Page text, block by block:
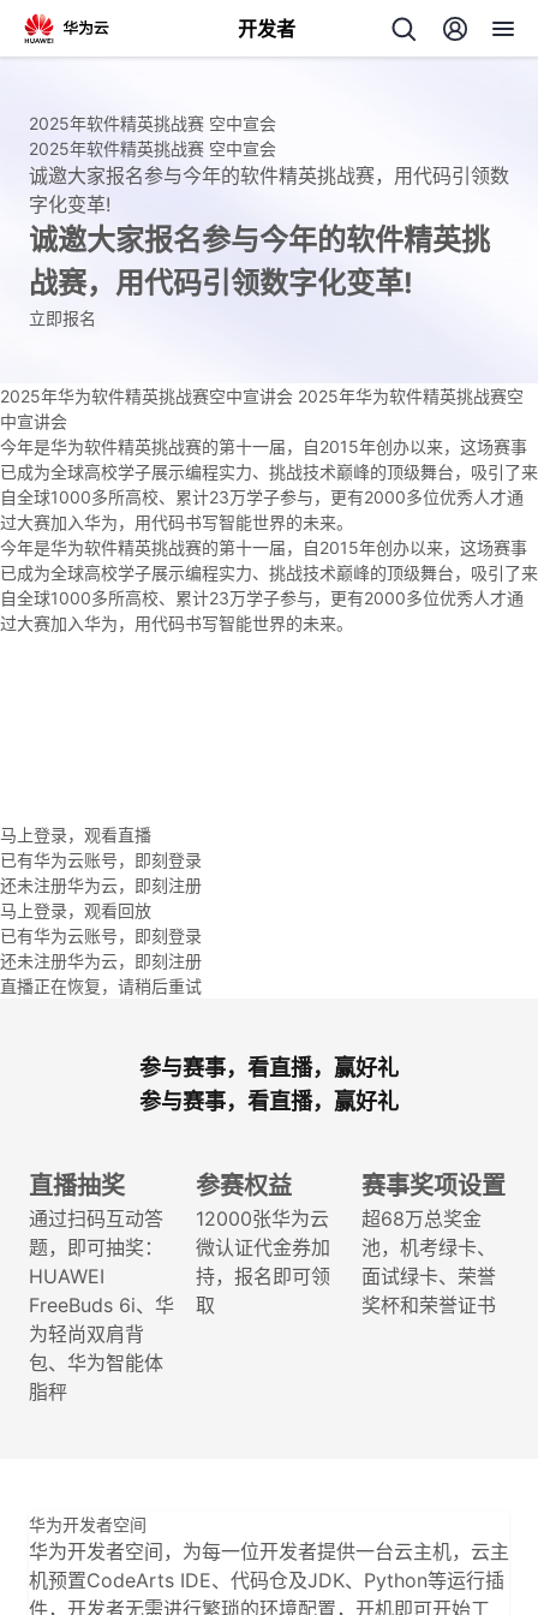
开发者
回
个
主
页
的
开
发
者
我
坛
圈
子
的
直
播
我
的
活
我
的
我
的
开
发
者
的
课
程
我
的
认
我
的
我
我
的
Programs
我
的
支
技
术
支
的
云
声
2025年软件精英挑战赛 空中宣会
2025年软件精英挑战赛 空中宣会
诚邀大家报名参与今年的软件精英挑战赛，用代码引领数
字化变革!
诚邀大家报名参与今年的软件精英挑
战赛，用代码引领数字化变革!
立即报名
2025年华为软件精英挑战赛空中宣讲会 2025年华为软件精英挑战赛空
中宣讲会
今年是华为软件精英挑战赛的第十一届，自2015年创办以来，这场赛事
已成为全球高校学子展示编程实力、挑战技术巅峰的顶级舞台，吸引了来
自全球1000多所高校、累计23万学子参与，更有2000多位优秀人才通
过大赛加入华为，用代码书写智能世界的未来。
今年是华为软件精英挑战赛的第十一届，自2015年创办以来，这场赛事
已成为全球高校学子展示编程实力、挑战技术巅峰的顶级舞台，吸引了来
自全球1000多所高校、累计23万学子参与，更有2000多位优秀人才通
过大赛加入华为，用代码书写智能世界的未来。
马上登录，观看直播
已有华为云账号，即刻登录
还未注册华为云，即刻注册
马上登录，观看回放
已有华为云账号，即刻登录
还未注册华为云，即刻注册
直播正在恢复，请稍后重试
参与赛事，看直播，赢好礼
参与赛事，看直播，赢好礼
直播抽奖
通过扫码互动答
题，即可抽奖：
HUAWEI
FreeBuds 6i、华
为轻尚双肩背
包、华为智能体
脂秤
参赛权益
12000张华为云
微认证代金券加
持，报名即可领
取
赛事奖项设置
超68万总奖金
池，机考绿卡、
面试绿卡、荣誉
奖杯和荣誉证书
华为开发者空间
华为开发者空间，为每一位开发者提供一台云主机，云主
机预置CodeArts IDE、代码仓及JDK、Python等运行插
件，开发者无需进行繁琐的环境配置，开机即可开始工